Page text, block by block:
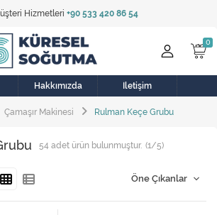
Hizmetleri +90 533 420 86 54
Tüm Kategoriler
Bulaşık Makinesi
Buzdolabı
Çamaşır Kurutma Makinesi
Çamaşır Makinesi
Doğalgaz Sobası
Elektrikli Aksamlar
Hakkımızda İletişim
Çamaşır Makinesi Rulman Keçe Grubu
54 adet ürün bulunmuştur. (1/5)